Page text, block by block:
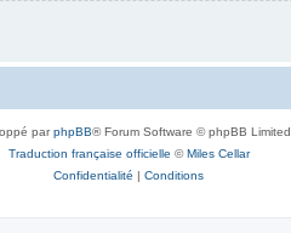
parphpBB® Forum Software © phpBB Limited
Traduction française officielle ©Miles Cellar
Confidentialité | Conditions